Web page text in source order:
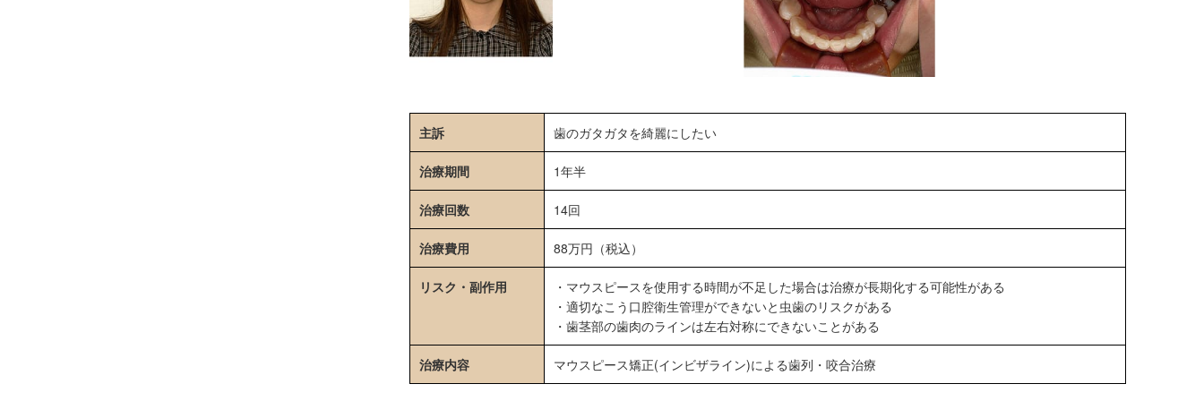
主訴 歯のガタガタを綺麗にしたい
治療期間 1年半
治療回数 14回
治療費用 88万円（税込）
リスク・副作用
・マウスピースを使用する時間が不足した場合は治療が長期化する可能性がある
・適切なこう口腔衛生管理ができないと虫歯のリスクがある
・歯茎部の歯肉のラインは左右対称にできないことがある
治療内容 マウスピース矯正(インビザライン)による歯列・咬合治療